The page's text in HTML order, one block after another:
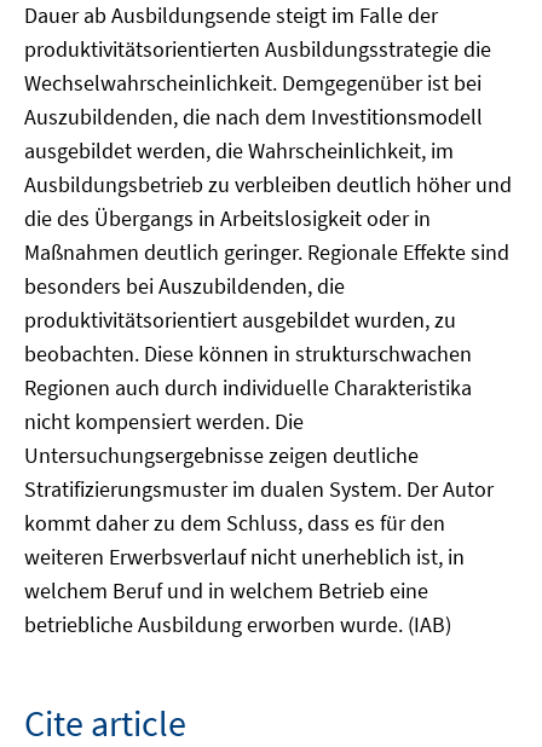
Dauer ab Ausbildungsende steigt im Falle der
produktivitätsorientierten Ausbildungsstrategie die
Wechselwahrscheinlichkeit. Demgegenüber ist bei
Auszubildenden, die nach dem Investitionsmodell
ausgebildet werden, die Wahrscheinlichkeit, im
Ausbildungsbetrieb zu verbleiben deutlich höher und
die des Übergangs in Arbeitslosigkeit oder in
Maßnahmen deutlich geringer. Regionale Effekte sind
besonders bei Auszubildenden, die
produktivitätsorientiert ausgebildet wurden, zu
beobachten. Diese können in strukturschwachen
Regionen auch durch individuelle Charakteristika
nicht kompensiert werden. Die
Untersuchungsergebnisse zeigen deutliche
Stratifizierungsmuster im dualen System. Der Autor
kommt daher zu dem Schluss, dass es für den
weiteren Erwerbsverlauf nicht unerheblich ist, in
welchem Beruf und in welchem Betrieb eine
betriebliche Ausbildung erworben wurde. (IAB)
Cite article